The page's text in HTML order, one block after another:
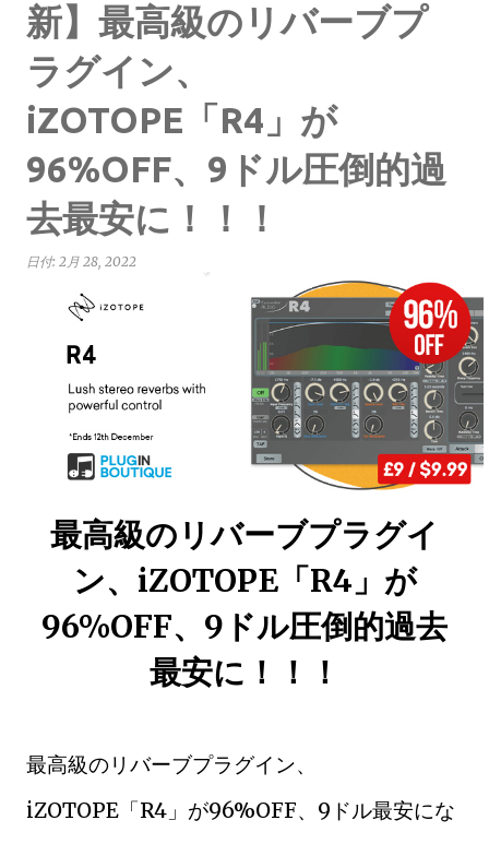
新】最高級のリバーブプ
ラグイン、
iZOTOPE「R4」が
96%OFF、9ドル圧倒的過
去最安に！！！
日付: 2月 28, 2022
最高級のリバーブプラグイ
ン、iZOTOPE「R4」が
96%OFF、9ドル圧倒的過去
最安に！！！
最高級のリバーブプラグイン、
iZOTOPE「R4」が96%OFF、9ドル最安にな